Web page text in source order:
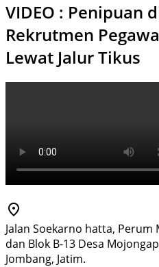
VIDEO : Penipuan
Rekrutmen
Lewat Jalur Tikus
Jalan Soekarno hatta,
dan Blok B-13 Desa
Jombang, Jatim.